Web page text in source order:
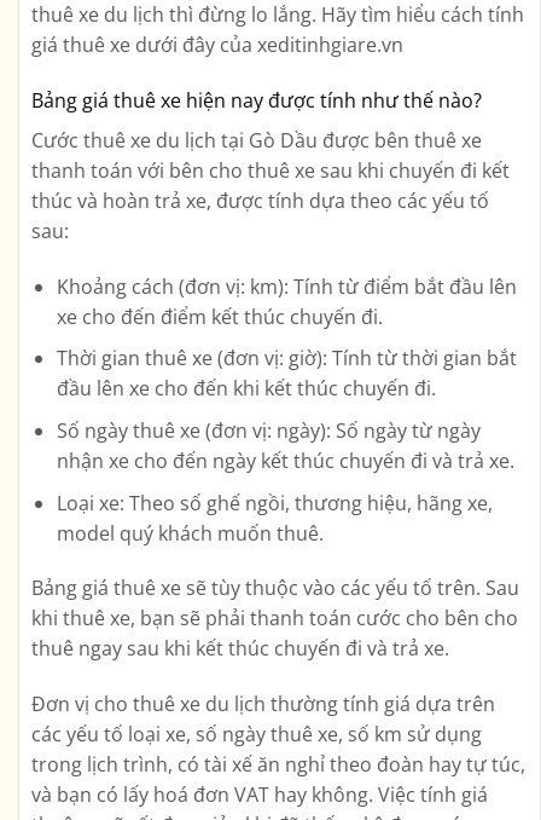
thuê xe du lịch thì đừng lo lắng. Hãy tìm hiểu cách tính
giá thuê xe dưới đây của xeditinhgiare.vn
Bảng giá thuê xe hiện nay được tính như thế nào?
Cước thuê xe du lịch tại Gò Dầu được bên thuê xe
thanh toán với bên cho thuê xe sau khi chuyến đi kết
thúc và hoàn trả xe, được tính dựa theo các yếu tố
sau:
Khoảng cách (đơn vị: km): Tính từ điểm bắt đầu lên
xe cho đến điểm kết thúc chuyến đi.
Thời gian thuê xe (đơn vị: giờ): Tính từ thời gian bắt
đầu lên xe cho đến khi kết thúc chuyến đi.
Số ngày thuê xe (đơn vị: ngày): Số ngày từ ngày
nhận xe cho đến ngày kết thúc chuyến đi và trả xe.
Loại xe: Theo số ghế ngồi, thương hiệu, hãng xe,
model quý khách muốn thuê.
Bảng giá thuê xe sẽ tùy thuộc vào các yếu tố trên. Sau
khi thuê xe, bạn sẽ phải thanh toán cước cho bên cho
thuê ngay sau khi kết thúc chuyến đi và trả xe.
Đơn vị cho thuê xe du lịch thường tính giá dựa trên
các yếu tố loại xe, số ngày thuê xe, số km sử dụng
trong lịch trình, có tài xế ăn nghỉ theo đoàn hay tự túc,
và bạn có lấy hoá đơn VAT hay không. Việc tính giá